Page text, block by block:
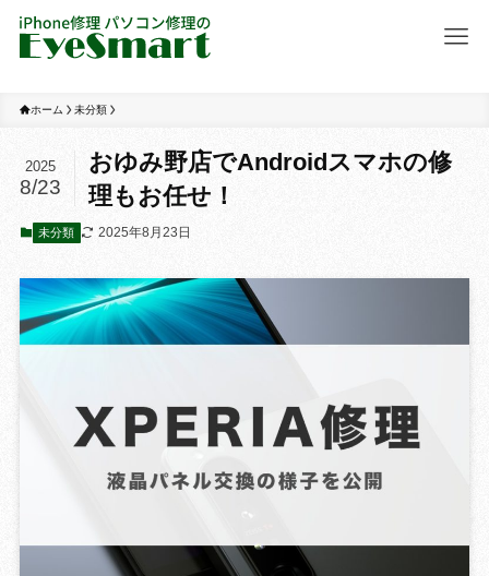
ホーム 未分類
おゆみ野店でAndroidスマホの修
理もお任せ！
2025
8/23
未分類 2025年8月23日